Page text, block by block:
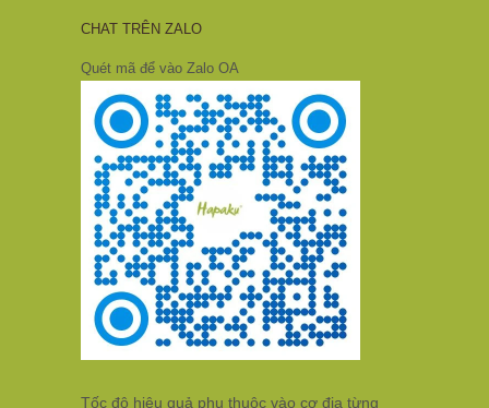
CHAT TRÊN ZALO
Quét mã để vào Zalo OA
Tốc độ hiệu quả phụ thuộc vào cơ địa từng